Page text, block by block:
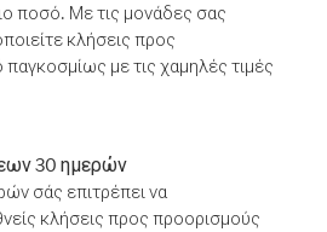
ποσό. Με τις μονάδες σας
κλήσεις προς
με τις χαμηλές τιμές
30 ημερών
σάς επιτρέπει να
κλήσεις προς προορισμούς